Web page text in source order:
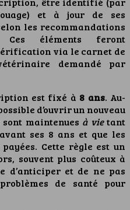
et à jour de ses
les recommandations
éléments feront
via le carnet de
demandé par
est fixé à 8 ans. Au-
d’ouvrir un nouveau
maintenues à vietant
ses 8 ans et que les
Cette règle est un
souvent plus coûteux à
d’anticiper et de ne pas
de santé pour